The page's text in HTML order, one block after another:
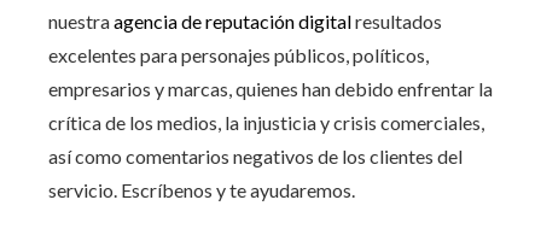
nuestraagencia de reputación digitalresultados
excelentes para personajes públicos, políticos,
empresarios y marcas, quienes han debido enfrentar la
crítica de los medios, la injusticia y crisis comerciales,
así como comentarios negativos de los clientes del
servicio. Escríbenos y te ayudaremos.